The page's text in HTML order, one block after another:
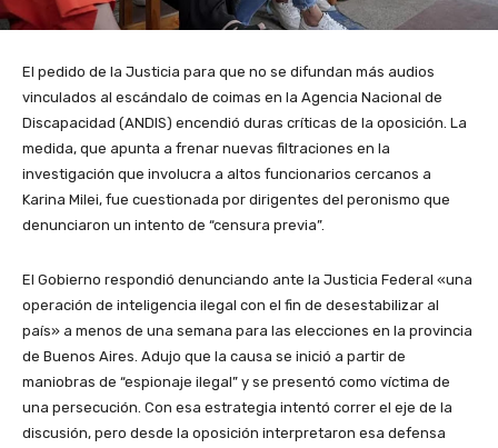
El pedido de la Justicia para que no se difundan más audios
vinculados al escándalo de coimas en la Agencia Nacional de
Discapacidad (ANDIS) encendió duras críticas de la oposición. La
medida, que apunta a frenar nuevas filtraciones en la
investigación que involucra a altos funcionarios cercanos a
Karina Milei, fue cuestionada por dirigentes del peronismo que
denunciaron un intento de “censura previa”.
El Gobierno respondió denunciando ante la Justicia Federal «una
operación de inteligencia ilegal con el fin de desestabilizar al
país» a menos de una semana para las elecciones en la provincia
de Buenos Aires. Adujo que la causa se inició a partir de
maniobras de “espionaje ilegal” y se presentó como víctima de
una persecución. Con esa estrategia intentó correr el eje de la
discusión, pero desde la oposición interpretaron esa defensa